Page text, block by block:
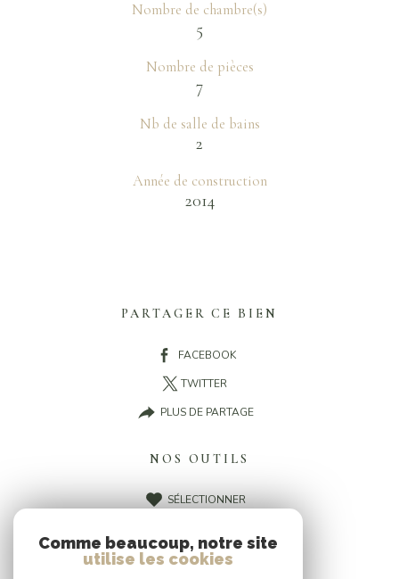
Nombre de chambre(s)
5
Nombre de pièces
7
Nb de salle de bains
2
Année de construction
2014
PARTAGER CE BIEN
FACEBOOK
TWITTER
PLUS DE PARTAGE
NOS OUTILS
SÉLECTIONNER
IMPRIMER
Comme beaucoup, notre site
utilise les cookies